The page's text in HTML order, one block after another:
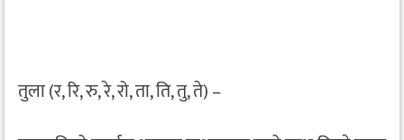
तुला (र, रि, रु, रे, रो, ता, ति, तु, ते) –